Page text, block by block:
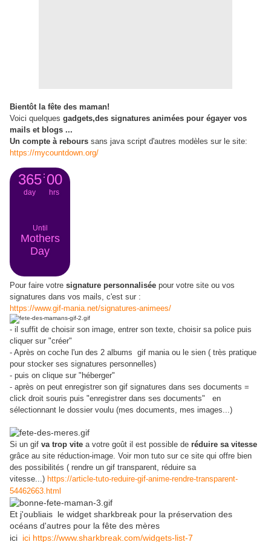
Bientôt la fête des maman!
Voici quelques gadgets,des signatures animées pour égayer vos
mails et blogs ...
Un compte à rebours sans java script d'autres modèles sur le site:
https://mycountdown.org/
365
day
: 00
hrs
Until
Mothers
Day
Pour faire votre signature personnalisée pour votre site ou vos
signatures dans vos mails, c'est sur :
https://www.gif-mania.net/signatures-animees/
- il suffit de choisir son image, entrer son texte, choisir sa police puis
cliquer sur "créer"
- Après on coche l'un des 2 albums gif mania ou le sien ( très pratique
pour stocker ses signatures personnelles)
- puis on clique sur "héberger"
- après on peut enregistrer son gif signatures dans ses documents =
click droit souris puis "enregistrer dans ses documents" en
sélectionnant le dossier voulu (mes documents, mes images...)
Si un gif va trop vite a votre goût il est possible de réduire sa vitesse
grâce au site réduction-image. Voir mon tuto sur ce site qui offre bien
des possibilités ( rendre un gif transparent, réduire sa
vitesse...) https://article-tuto-reduire-gif-anime-rendre-transparent-
54462663.html
Et j'oubliais le widget sharkbreak pour la préservation des
océans d'autres pour la fête des mères
ici ici https://www.sharkbreak.com/widgets-list-7